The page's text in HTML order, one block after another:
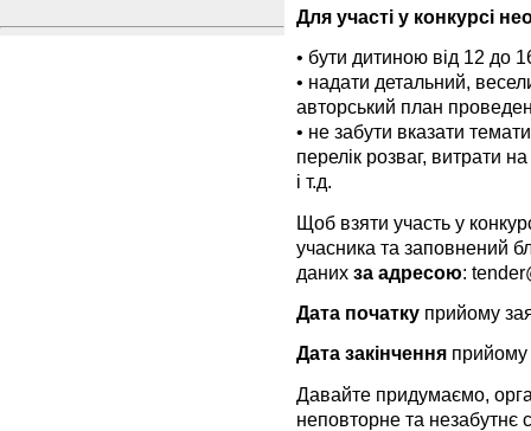
Для участі у конкурсі
• бути дитиною від 12 до
• надати детальний,
авторський план
• не забути вказати
перелік розваг, витрати
і т.д.
Щоб взяти участь у
учасника та заповнений
даних за адресою:
Дата початку прийому
Дата закінчення прийому
Давайте придумаємо,
неповторне та незабутнє